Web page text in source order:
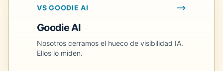
VS GOODIE AI
Goodie AI
Nosotros cerramos el hueco de visibilidad IA.
Ellos lo miden.